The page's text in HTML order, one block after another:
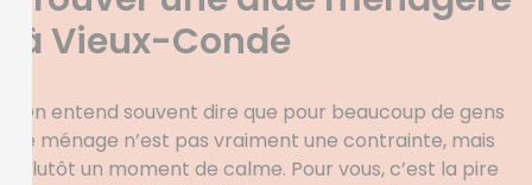
à Vieux-Condé
On entend souvent dire que pour beaucoup de gens
le ménage n’est pas vraiment une contrainte, mais
plutôt un moment de calme. Pour vous, c’est la pire